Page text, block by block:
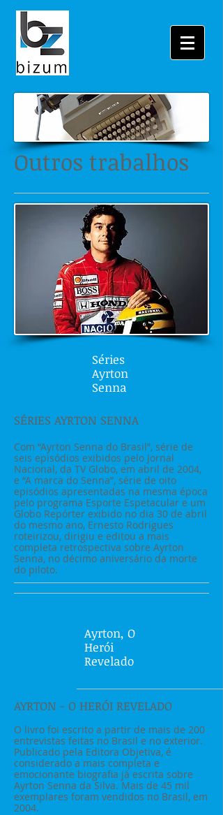
Outros trabalhos
Séries
Ayrton
Senna
SÉRIES AYRTON SENNA
Com “Ayrton Senna do Brasil”, série de
seis episódios exibidos pelo Jornal
Nacional, da TV Globo, em abril de 2004,
e “A marca do Senna”, série de oito
episódios apresentadas na mesma época
pelo programa Esporte Espetacular e um
Globo Repórter exibido no dia 30 de abril
do mesmo ano, Ernesto Rodrigues
roteirizou, dirigiu e editou a mais
completa retrospectiva sobre Ayrton
Senna, no décimo aniversário da morte
do piloto.
Ayrton, O
Herói
Revelado
AYRTON - O HERÓI REVELADO
O livro foi escrito a partir de mais de 200
entrevistas feitas no Brasil e no exterior.
Publicado pela Editora Objetiva, é
considerado a mais completa e
emocionante biografia já escrita sobre
Ayrton Senna da Silva. Mais de 45 mil
exemplares foram vendidos no Brasil, em
2004.